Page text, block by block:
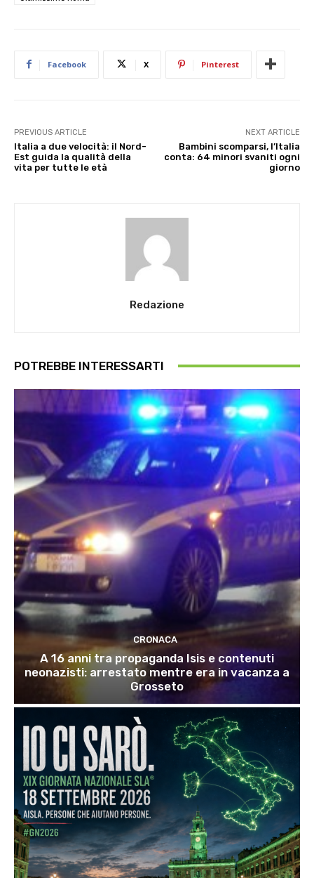
Facebook X Pinterest
PREVIOUS ARTICLE
Italia a due velocità: il Nord-
Est guida la qualità della
vita per tutte le età
NEXT ARTICLE
Bambini scomparsi, l’Italia
conta: 64 minori svaniti ogni
giorno
Redazione
POTREBBE INTERESSARTI
CRONACA
A 16 anni tra propaganda Isis e contenuti
neonazisti: arrestato mentre era in vacanza a
Grosseto